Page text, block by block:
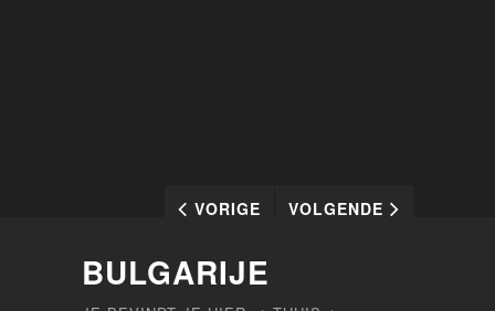
BULGARIJE
VORIGE VOLGENDE